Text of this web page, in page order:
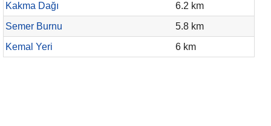
Kakma Dağı
6.2 km
Semer Burnu
5.8 km
Kemal Yeri
6 km